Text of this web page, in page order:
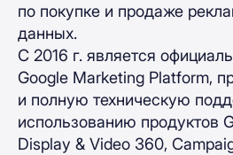
по покупке и продаже
данных.
С 2016 г. является
Google Marketing Platform,
и полную техническую
использованию продуктов
Display & Video 360,